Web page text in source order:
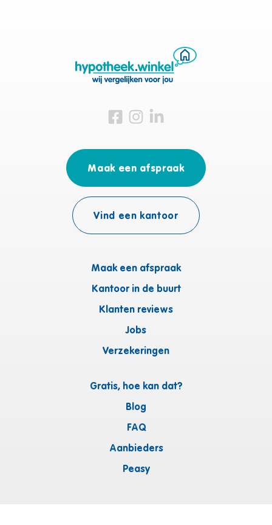
Bezoek ons op Facebook
Bezoek ons op Instagram
Bezoek ons op Linkedin
Maak een afspraak
Kantoor in de buurt
Klanten reviews
Jobs
Verzekeringen
Gratis, hoe kan dat?
Blog
FAQ
Aanbieders
Peasy
Maak een afspraak
Vind een kantoor